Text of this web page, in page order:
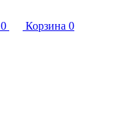
0 Корзина 0